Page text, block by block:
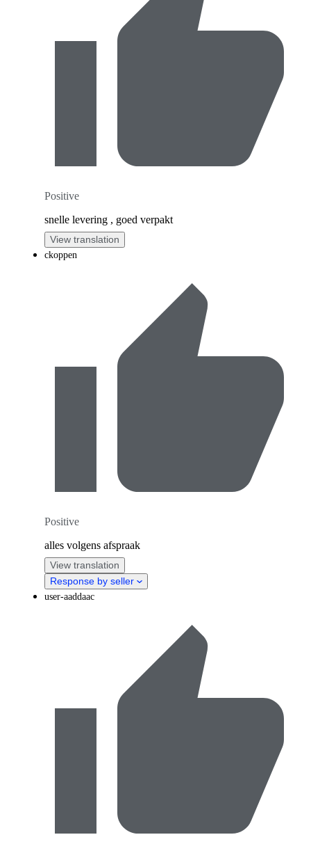
Positive
snelle levering , goed verpakt
View translation
ckoppen
Positive
alles volgens afspraak
View translation
Response by seller
user-aaddaac